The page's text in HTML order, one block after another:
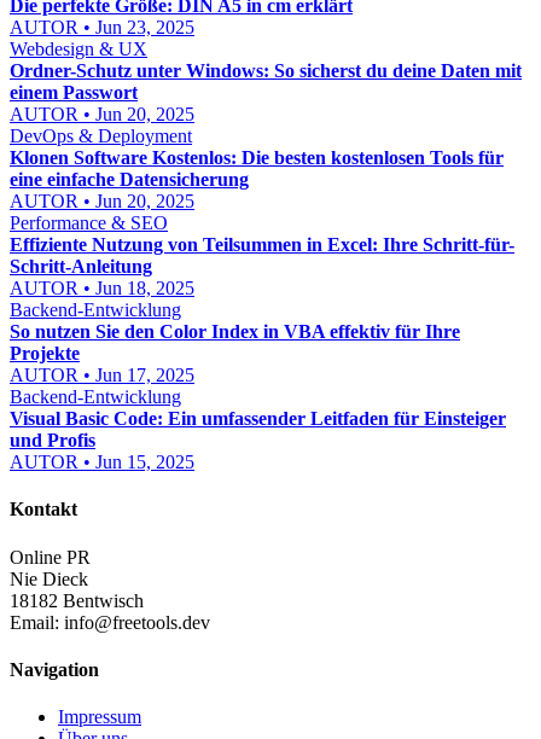
Die perfekte Größe: DIN A5 in cm erklärt
AUTOR • Jun 23, 2025
Webdesign & UX
Ordner-Schutz unter Windows: So sicherst du deine Daten mit
einem Passwort
AUTOR • Jun 20, 2025
DevOps & Deployment
Klonen Software Kostenlos: Die besten kostenlosen Tools für
eine einfache Datensicherung
AUTOR • Jun 20, 2025
Performance & SEO
Effiziente Nutzung von Teilsummen in Excel: Ihre Schritt-für-
Schritt-Anleitung
AUTOR • Jun 18, 2025
Backend-Entwicklung
So nutzen Sie den Color Index in VBA effektiv für Ihre
Projekte
AUTOR • Jun 17, 2025
Backend-Entwicklung
Visual Basic Code: Ein umfassender Leitfaden für Einsteiger
und Profis
AUTOR • Jun 15, 2025
Kontakt
Online PR
Nie Dieck
18182 Bentwisch
Email: info@freetools.dev
Navigation
Impressum